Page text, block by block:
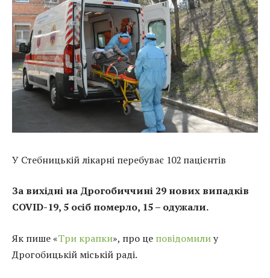
У Стебницькій лікарні перебуває 102 пацієнтів
За вихідні на Дрогобиччині 29 нових випадків
COVID-19, 5 осіб померло, 15 – одужали.
Як пише «Три крапки», про це повідомилиу
Дрогобицькій міській раді.